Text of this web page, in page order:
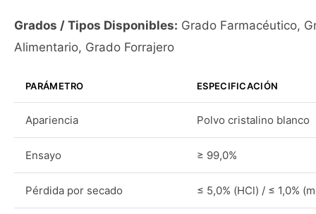
Grados / Tipos Disponibles: Grado Farmacéutico,
Alimentario, Grado Forrajero
PARÁMETRO ESPECIFICACIÓN
Apariencia Polvo cristalino blanco
Ensayo ≥ 99,0%
Pérdida por secado ≤ 5,0% (HCl) / ≤ 1,0%